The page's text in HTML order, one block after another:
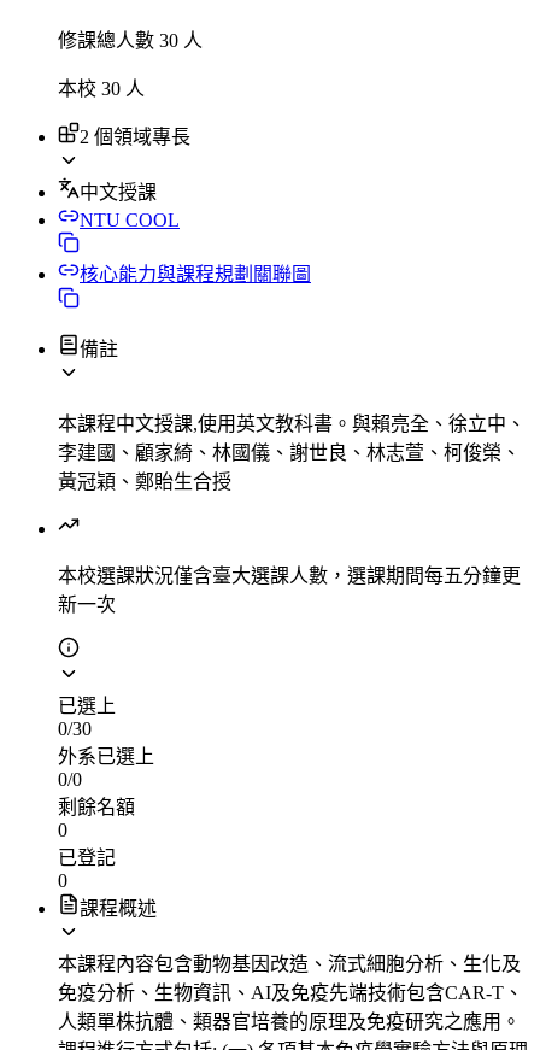
修課總人數 30 人
本校 30 人
2 個領域專長
中文授課
NTU COOL
核心能力與課程規劃關聯圖
備註
本課程中文授課,使用英文教科書。與賴亮全、徐立中、
李建國、顧家綺、林國儀、謝世良、林志萱、柯俊榮、
黃冠穎、鄭貽生合授
本校選課狀況僅含臺大選課人數，選課期間每五分鐘更
新一次
已選上
0/30
外系已選上
0/0
剩餘名額
0
已登記
0
課程概述
本課程內容包含動物基因改造、流式細胞分析、生化及
免疫分析、生物資訊、AI及免疫先端技術包含CAR-T、
人類單株抗體、類器官培養的原理及免疫研究之應用。